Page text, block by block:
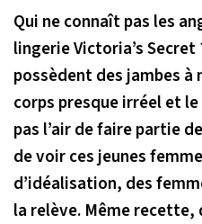
Qui ne connaît pas les
lingerie Victoria’s
possèdent des jambes à
corps presque irréel et
pas l’air de faire partie
de voir ces jeunes
d’idéalisation, des
la relève. Même